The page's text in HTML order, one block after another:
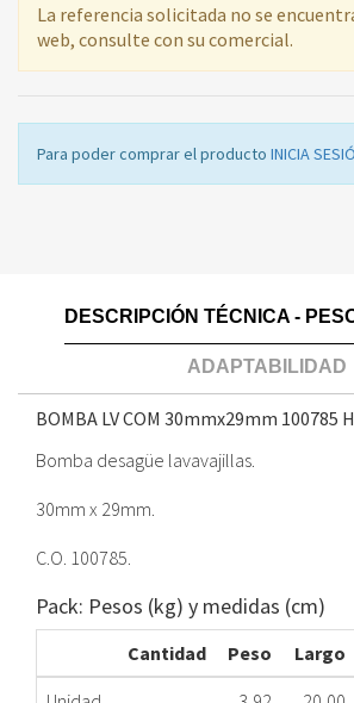
La referencia solicitada no se
web, consulte con su comercial.
Para poder comprar el producto INICIA
DESCRIPCIÓN TÉCNICA -
ADAPTABILIDAD
BOMBA LV COM 30mmx29mm 100785
Bomba desagüe lavavajillas.
30mm x 29mm.
C.O. 100785.
Pack: Pesos (kg) y medidas (cm)
Cantidad Peso Largo